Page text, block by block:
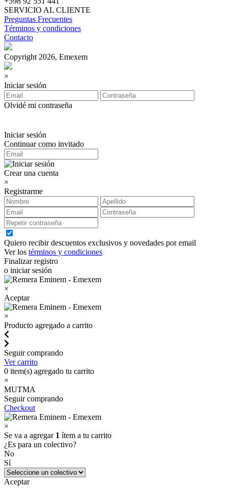
SERVICIO AL CLIENTE
Preguntas Frecuentes
Términos y condiciones
Contacto
Copyright 2026, Emexem
×
Iniciar sesión
Olvidé mi contraseña
Iniciar sesión
Continuar como invitado
Crear una cuenta
×
Registrarme
Quiero recibir descuentos exclusivos y novedades por email
Ver los términos y condiciones
Finalizar registro
o iniciar sesión
×
Aceptar
×
Producto agregado a carrito
Seguir comprando
Ver carrito
0 item(s) agregado tu carrito
×
MUTMA
Seguir comprando
Checkout
×
Se va a agregar 1 ítem a tu carrito
¿Es para un colectivo?
No
Sí
Aceptar